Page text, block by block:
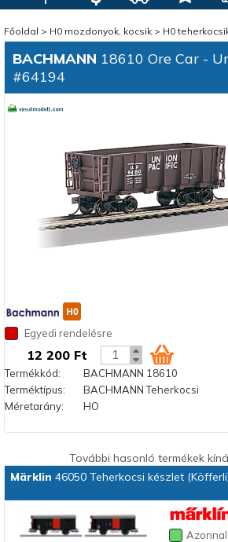
Főoldal > H0 mozdonyok, kocsik> H0
BACHMANN 18610 Ore Car -
#64194
Egyedi rendelésre
12 200 Ft
Termékkód:
BACHMANN 18610
Terméktípus:
BACHMANN Teherkocsi
Méretarány:
HO
További hasonló termékek
Märklin 46050 Teherkocsi készlet